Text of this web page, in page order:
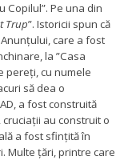
Copilul”. Pe una din
Trup”. Istoricii spun că
care a fost
la ”Casa
pereți, cu numele
să dea o
a fost construită
cruciații au construit o
a fost sfințită în
Multe țări, printre care